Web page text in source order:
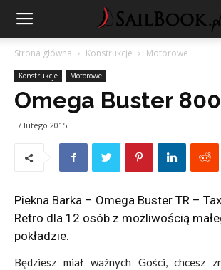
Strona główna Konstrukcje Motorowe
Konstrukcje Motorowe
Omega Buster 800
7 lutego 2015
Piekna Barka – Omega Buster TR –
Retro dla 12 osób z możliwością
pokładzie.
Będziesz miał ważnych Gości, chcesz